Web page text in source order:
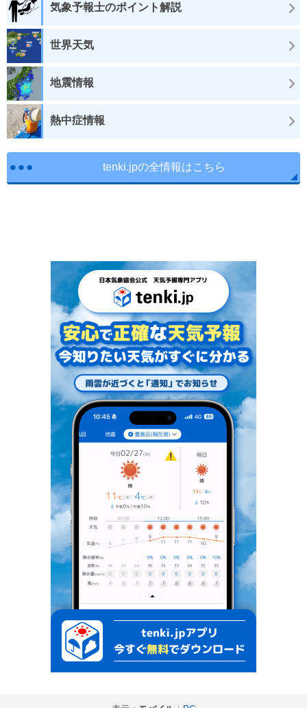
気象予報士のポイント解説
世界天気
地震情報
熱中症情報
tenki.jpの全情報はこちら